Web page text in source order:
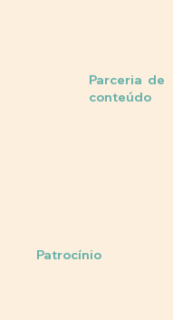
Parceria de
conteúdo
Patrocínio